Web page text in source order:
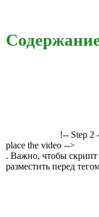
!-- Step 2
place the video -->
. Важно, чтобы
разместить перед